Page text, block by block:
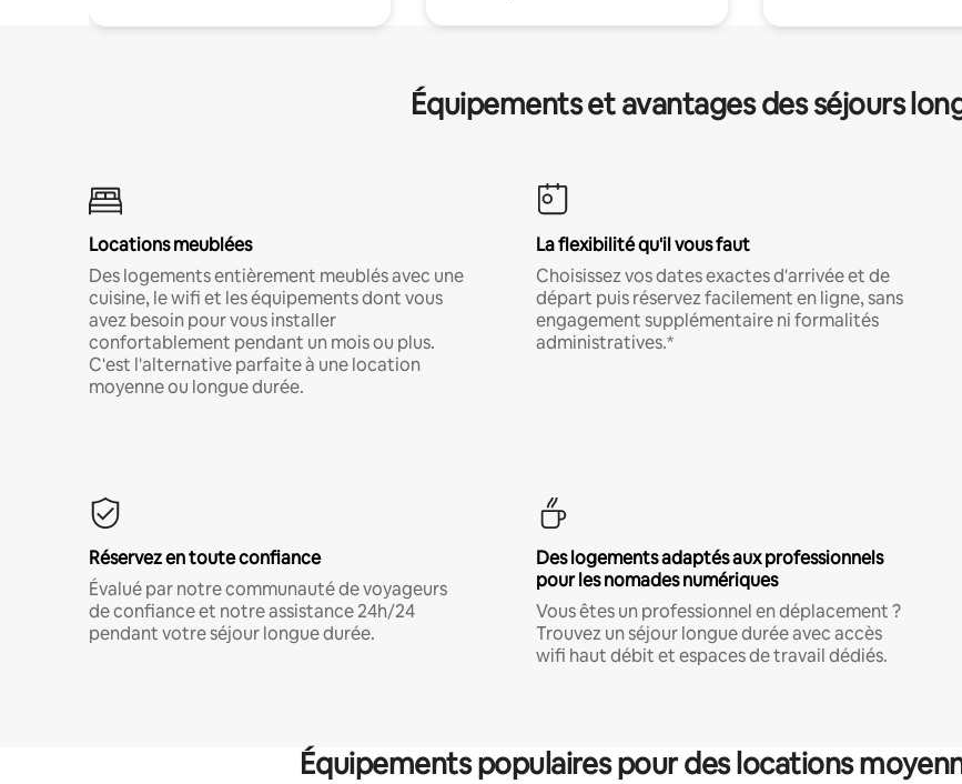
Équipements et avantages des séjours
Locations meublées
Des logements entièrement meublés avec une
cuisine, le wifi et les équipements dont vous
avez besoin pour vous installer
confortablement pendant un mois ou plus.
C'est l'alternative parfaite à une location
moyenne ou longue durée.
La flexibilité qu'il vous faut
Choisissez vos dates exactes d'arrivée et de
départ puis réservez facilement en ligne, sans
engagement supplémentaire ni formalités
administratives.*
Réservez en toute confiance
Évalué par notre communauté de voyageurs
de confiance et notre assistance 24h/24
pendant votre séjour longue durée.
Des logements adaptés aux professionnels
pour les nomades numériques
Vous êtes un professionnel en déplacement ?
Trouvez un séjour longue durée avec accès
wifi haut débit et espaces de travail dédiés.
Équipements populaires pour des locations